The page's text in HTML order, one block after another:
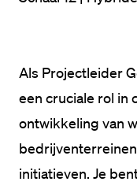
Als Projectleider
een cruciale rol in
ontwikkeling van
initiatieven. Je